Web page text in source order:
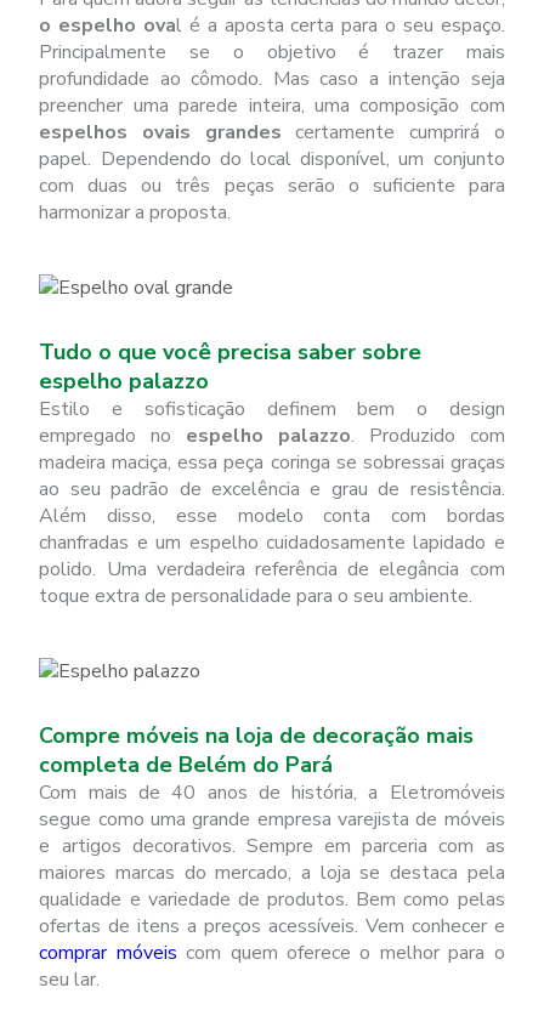
o espelho oval é a aposta certa para o seu espaço.
Principalmente se o objetivo é trazer mais
profundidade ao cômodo. Mas caso a intenção seja
preencher uma parede inteira, uma composição com
espelhos ovais grandes certamente cumprirá o
papel. Dependendo do local disponível, um conjunto
com duas ou três peças serão o suficiente para
harmonizar a proposta.
Tudo o que você precisa saber sobre
espelho palazzo
Estilo e sofisticação definem bem o design
empregado no espelho palazzo. Produzido com
madeira maciça, essa peça coringa se sobressai graças
ao seu padrão de excelência e grau de resistência.
Além disso, esse modelo conta com bordas
chanfradas e um espelho cuidadosamente lapidado e
polido. Uma verdadeira referência de elegância com
toque extra de personalidade para o seu ambiente.
Compre móveis na loja de decoração mais
completa de Belém do Pará
Com mais de 40 anos de história, a Eletromóveis
segue como uma grande empresa varejista de móveis
e artigos decorativos. Sempre em parceria com as
maiores marcas do mercado, a loja se destaca pela
qualidade e variedade de produtos. Bem como pelas
ofertas de itens a preços acessíveis. Vem conhecer e
comprar móveis com quem oferece o melhor para o
seu lar.